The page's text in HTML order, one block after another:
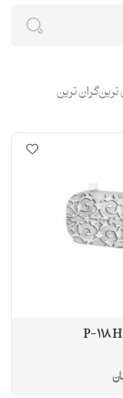
ترینگران ترین